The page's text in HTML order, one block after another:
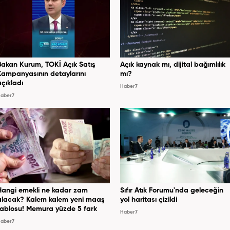
Kurum, TOKİ Açık Satış
detaylarını
Açık kaynak mı, dijital bağımlılık
mı?
Haber7
emekli ne kadar zam
Kalem kalem yeni maaş
Memura yüzde 5 fark
Sıfır Atık Forumu'nda geleceğin
yol haritası çizildi
Haber7